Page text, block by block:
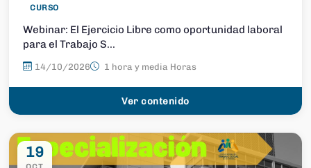
CURSO
Webinar: El Ejercicio Libre como oportunidad laboral
para el Trabajo S...
14/10/2026 1 hora y media Horas
Ver contenido
19